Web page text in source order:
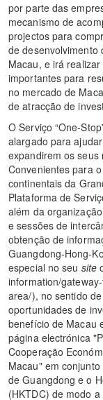
por parte das
mecanismo de
projectos para
de desenvolvimento
Macau, e irá
importantes para
no mercado de
de atracção de
O Serviço “One-
alargado para
expandirem os seus
Convenientes para
continentais da
Plataforma de
além da
e sessões de
obtenção de
Guangdong-Hong-
especial no seu site
information/
area/), no sentido
oportunidades de
benefício de Macau
página electrónica
Cooperação
Macau" em
de Guangdong e o
(HKTDC) de modo